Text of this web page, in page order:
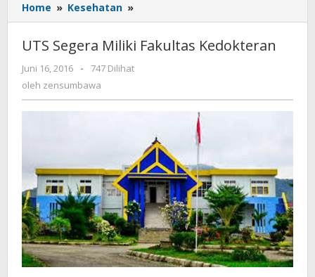
Home » Kesehatan »
Segera
Miliki
Fakultas
UTS Segera Miliki Fakultas Kedokteran
Juni 16, 2016
oleh
zensumbawa
-
747 Dilihat
oleh zensumbawa